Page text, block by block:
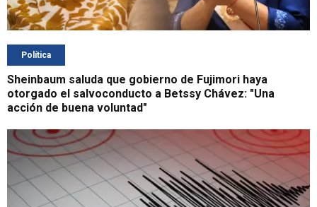
Política
Sheinbaum saluda que gobierno de Fujimori haya
otorgado el salvoconducto a Betssy Chávez: "Una
acción de buena voluntad"